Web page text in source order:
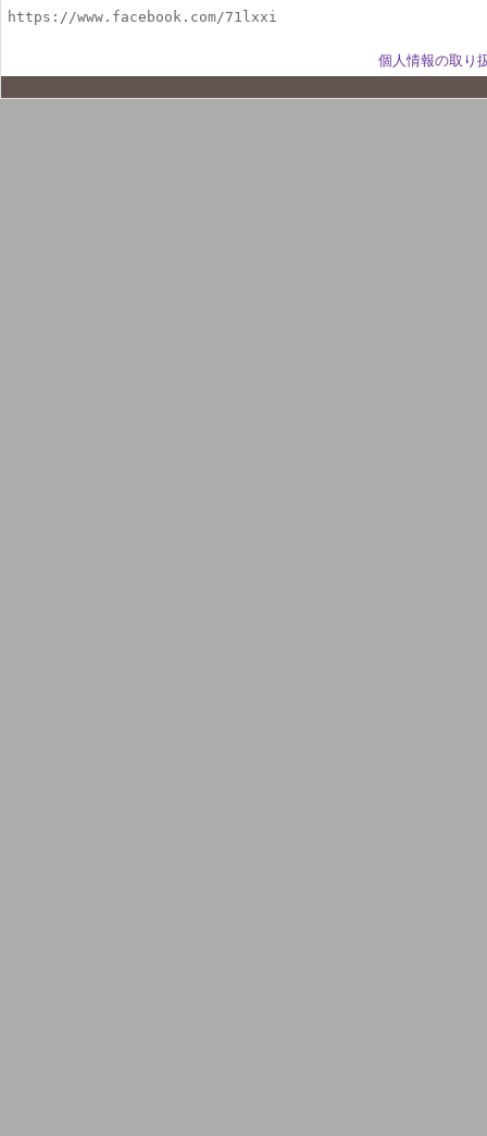
https://www.facebook.com/71lxxi
個人情報の取り